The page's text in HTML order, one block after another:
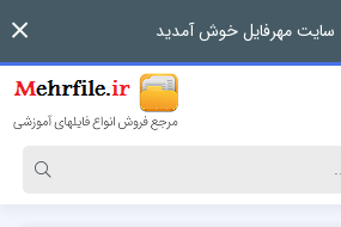
مهرفایل خوش آمدید